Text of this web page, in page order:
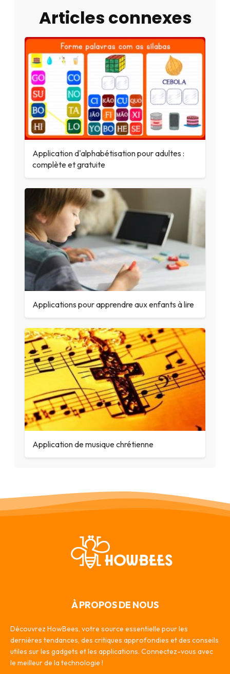
Articles connexes
Application d'alphabétisation pour adultes :
complète et gratuite
Applications pour apprendre aux enfants à lire
Application de musique chrétienne
À PROPOS DE NOUS
Découvrez HowBees, votre source essentielle pour les
dernières tendances, des critiques approfondies et des conseils
utiles sur les gadgets et les applications. Connectez-vous avec
le meilleur de la technologie !